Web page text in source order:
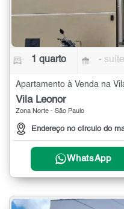
1 quarto - suíte
Apartamento à Venda na
Vila Leonor
Zona Norte - São Paulo
Endereço no círculo do
WhatsApp